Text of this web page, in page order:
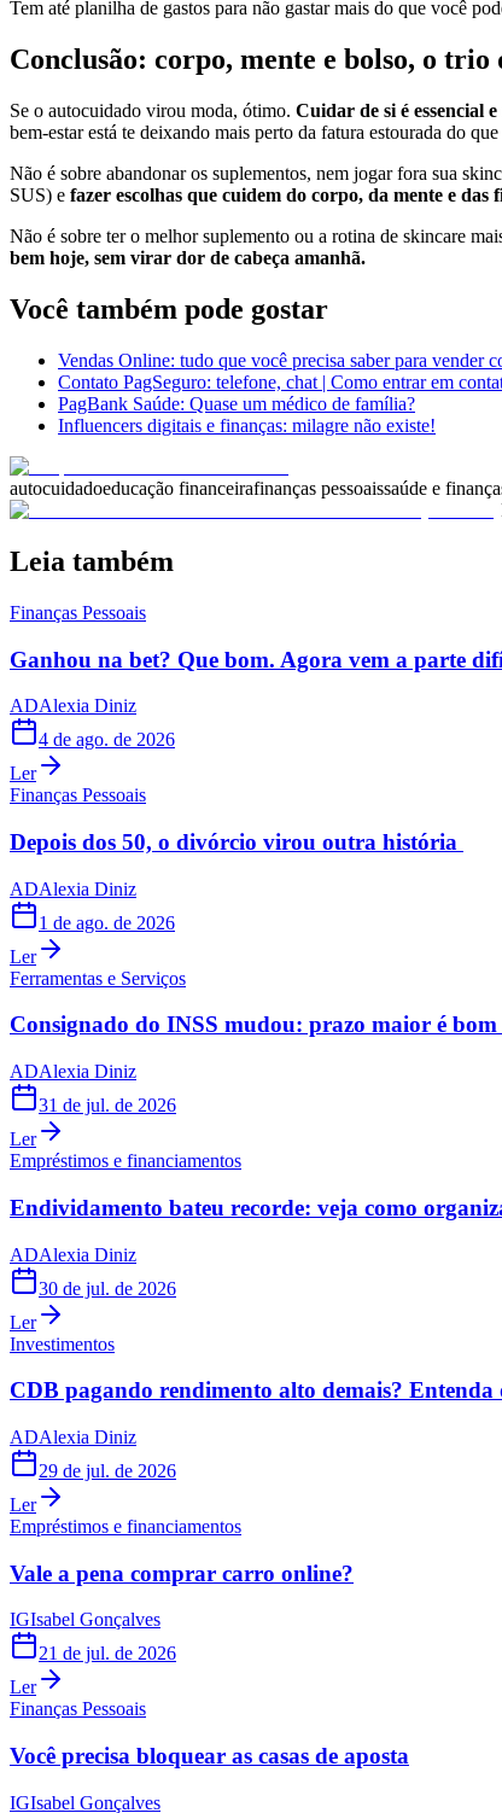
Tem até planilha de gastos para não gastar mais do que você
Conclusão: corpo, mente e bolso, o
Se o autocuidado virou moda, ótimo. Cuidar de si é essencial
bem-estar está te deixando mais perto da fatura estourada do
Não é sobre abandonar os suplementos, nem jogar fora sua
SUS) e fazer escolhas que cuidem do corpo, da mente e das
Não é sobre ter o melhor suplemento ou a rotina de skincare
bem hoje, sem virar dor de cabeça amanhã.
Você também pode gostar
Vendas Online: tudo que você precisa saber para vender
Contato PagSeguro: telefone, chat | Como entrar em
PagBank Saúde: Quase um médico de família?
Influencers digitais e finanças: milagre não existe!
autocuidadoeducação financeirafinanças pessoaissaúde e
Leia também
Finanças Pessoais
Ganhou na bet? Que bom. Agora vem a parte
ADAlexia Diniz
4 de ago. de 2026
Ler
Finanças Pessoais
Depois dos 50, o divórcio virou outra história
ADAlexia Diniz
1 de ago. de 2026
Ler
Ferramentas e Serviços
Consignado do INSS mudou: prazo maior é
ADAlexia Diniz
31 de jul. de 2026
Ler
Empréstimos e financiamentos
Endividamento bateu recorde: veja como
ADAlexia Diniz
30 de jul. de 2026
Ler
Investimentos
CDB pagando rendimento alto demais? Entenda
ADAlexia Diniz
29 de jul. de 2026
Ler
Empréstimos e financiamentos
Vale a pena comprar carro online?
IGIsabel Gonçalves
21 de jul. de 2026
Ler
Finanças Pessoais
Você precisa bloquear as casas de aposta
IGIsabel Gonçalves